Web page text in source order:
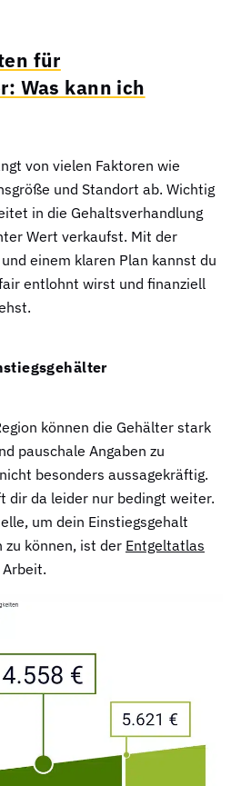
für
Was kann ich
von vielen Faktoren wie
und Standort ab. Wichtig
in die Gehaltsverhandlung
Wert verkaufst. Mit der
einem klaren Plan kannst du
entlohnt wirst und finanziell
können die Gehälter stark
pauschale Angaben zu
besonders aussagekräftig.
dir da leider nur bedingt weiter.
um dein Einstiegsgehalt
können, ist der Entgeltatlas